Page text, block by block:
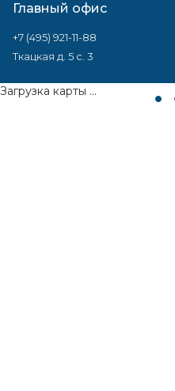
Главный офис
+7 (495) 921-11-88
Ткацкая д. 5 с. 3
Загрузка карты ...